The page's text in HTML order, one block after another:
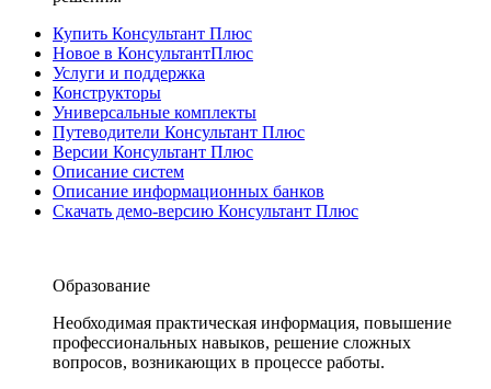
Купить Консультант Плюс
Новое в КонсультантПлюс
Услуги и поддержка
Конструкторы
Универсальные комплекты
Путеводители Консультант Плюс
Версии Консультант Плюс
Описание систем
Описание информационных банков
Скачать демо-версию Консультант Плюс
Образование
Необходимая практическая информация, повышение
профессиональных навыков, решение сложных
вопросов, возникающих в процессе работы.